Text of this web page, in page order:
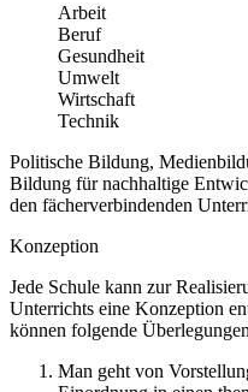
Arbeit
Beruf
Gesundheit
Umwelt
Wirtschaft
Technik
Politische Bildung,
Bildung für nachhaltige
den fächerverbindenden
Konzeption
Jede Schule kann zur
Unterrichts eine Konzeption
können folgende
Man geht von